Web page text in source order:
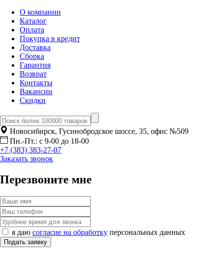
О компании
Каталог
Оплата
Покупка в кредит
Доставка
Сборка
Гарантия
Возврат
Контакты
Вакансии
Скидки
Новосибирск, Гусинобродское шоссе, 35, офис №509
Пн.-Пт.: с 9-00 до 18-00
+7 (383) 383-27-07
Заказать звонок
Перезвоните мне
я даю согласие на обработку персональных данных